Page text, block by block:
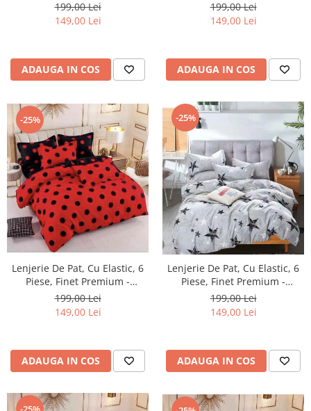
LPBF6PE3
199,00 Lei
149,00 Lei
ADAUGA IN COS
LPBF6PE4
199,00 Lei
149,00 Lei
ADAUGA IN COS
-25%
Lenjerie De Pat, Cu Elastic, 6
Piese, Finet Premium -
LPBF6PE5
199,00 Lei
149,00 Lei
ADAUGA IN COS
-25%
Lenjerie De Pat, Cu Elastic, 6
Piese, Finet Premium -
LPBF6PE8
199,00 Lei
149,00 Lei
ADAUGA IN COS